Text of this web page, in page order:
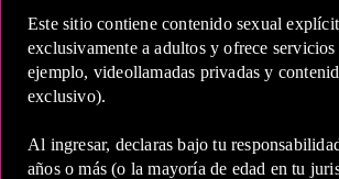
Este sitio contiene contenido sexual
exclusivamente a adultos y ofrece
ejemplo, videollamadas privadas y
exclusivo).
Al ingresar, declaras bajo tu
años o más (o la mayoría de edad en tu
COP 806,000.00
Estas tarifas incluyen transporte y